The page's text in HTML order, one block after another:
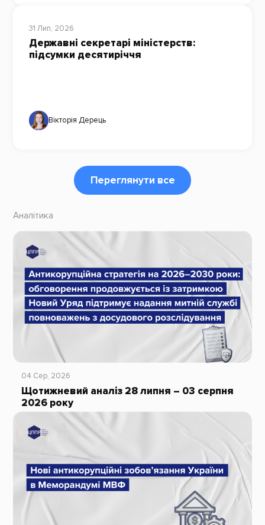
31 Лип, 2026
Державні секретарі міністерств:
підсумки десятиріччя
Вікторія Дерець
Переглянути все
Аналітика
04 Сер, 2026
Щотижневий аналіз 28 липня – 03 серпня
2026 року